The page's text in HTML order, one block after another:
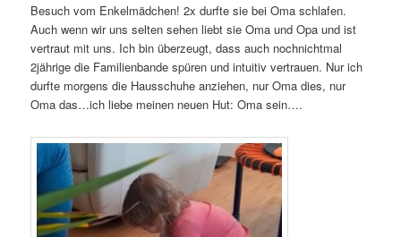
Besuch vom Enkelmädchen! 2x durfte sie bei Oma schlafen.
Auch wenn wir uns selten sehen liebt sie Oma und Opa und ist
vertraut mit uns. Ich bin überzeugt, dass auch nochnichtmal
2jährige die Familienbande spüren und intuitiv vertrauen. Nur ich
durfte morgens die Hausschuhe anziehen, nur Oma dies, nur
Oma das…ich liebe meinen neuen Hut: Oma sein….